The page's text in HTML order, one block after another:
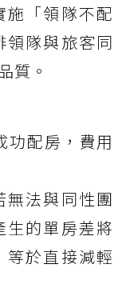
施「領隊不配
領隊與旅客同
質。
功配房，費用
法與同性團
生的單房差將
等於直接減輕